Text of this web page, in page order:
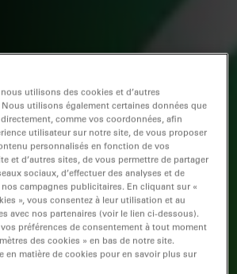
utilisons des cookies et d’autres
utilisons également certaines données que
comme vos coordonnées, afin
utilisateur sur notre site, de vous proposer
personnalisés en fonction de vos
et d’autres sites, de vous permettre de partager
sociaux, d’effectuer des analyses et de
nos campagnes publicitaires. En cliquant sur «
», vous consentez à leur utilisation et au
avec nos partenaires (voir le lien ci-dessous).
préférences de consentement à tout moment
des cookies » en bas de notre site.
en matière de cookies pour en savoir plus sur